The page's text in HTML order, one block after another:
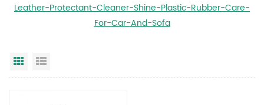
Leather-Protectant-Cleaner-Shine-Plastic-Rubber-Care-
For-Car-And-Sofa
عرض شبكي